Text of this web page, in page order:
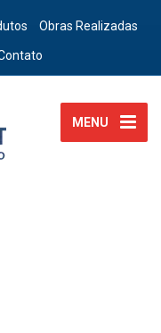
Obras Realizadas
MENU